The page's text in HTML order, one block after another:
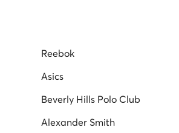
Reebok
Asics
Beverly Hills Polo Club
Alexander Smith